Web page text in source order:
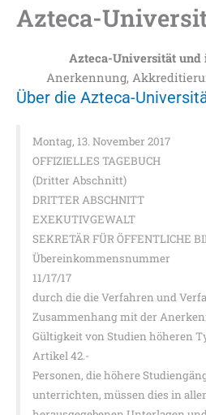
Azteca-
Azteca-Universität und
Anerkennung,
Über die Azteca-
Montag, 13. November 2017
OFFIZIELLES TAGEBUCH
(Dritter Abschnitt)
DRITTER ABSCHNITT
EXEKUTIVGEWALT
SEKRETÄR FÜR ÖFFENTLICHE
Übereinkommensnummer
11/17/17
durch die die Verfahren und
Zusammenhang mit der
Gültigkeit von Studien höheren
Artikel 42.-
Personen, die höhere
unterrichten, müssen dies in